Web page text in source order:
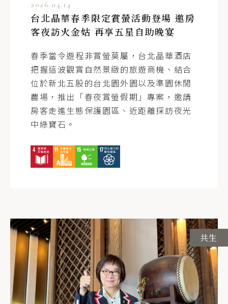
2026.04.14
台北晶華春季限定賞螢活動登場 邀房
客夜訪火金姑 再享五星自助晚宴
春季當令遊程非賞螢莫屬，台北晶華酒店
把握這波觀賞自然景緻的旅遊商機、結合
位於新北五股的台北園外園以及準園休閒
農場，推出「春夜賞螢假期」專案，邀請
房客走進生態保護園區、近距離探訪夜光
中綠寶石。
共生
訂閱電子報
送出
客戶
晶華國際酒店集團
前往客服信箱
股東
員工
晶華酒店人力資源部 / 簡經理
+886-2-25215000 ext. 3615
sara.chien@regenttaiwan.com